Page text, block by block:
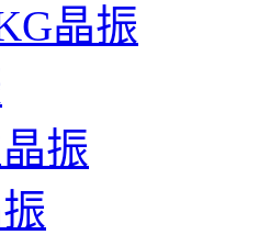
晶振
振